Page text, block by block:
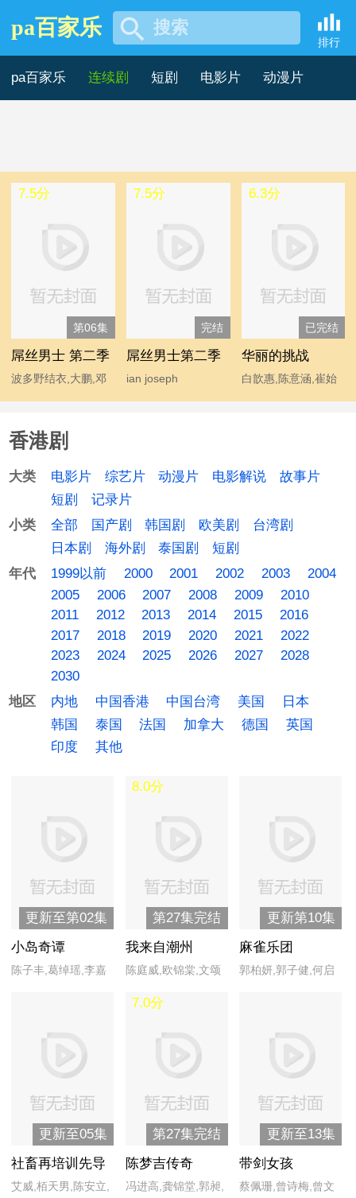
热播连续剧香港剧-pa百家乐
pa百家乐 搜索
排行
pa百家乐 连续剧 短剧 电影片 动漫片
第06集
7.5分
屌丝男士 第二季
波多野结衣,大鹏,邓
超,宫睿,韩寒,贾玲,姜
马丽,汤唯,王小利,王
学兵,王学圻,温兆伦,
德,于嘉,袁成杰
完结
7.5分
屌丝男士第二季
ian joseph
somerhalder,mc石
林志玲 chiling lin,柳
已完结
6.3分
华丽的挑战
白歆惠,陈意涵,崔始
源,金勤,李东海,许玮
香港剧
大类 电影片 综艺片 动漫片 电影解说
故事片
短剧
记录片
小类
全部 国产剧 韩国剧 欧美剧
台湾剧
日本剧
海外剧 泰国剧
短剧
年代
1999以前 2000 2001 2002 2003
2004
2005
2006 2007 2008 2009
2010
2011
2012 2013 2014 2015
2016
2017
2018 2019 2020 2021
2022
2023
2024 2025 2026 2027
2028
2030
地区
内地 中国香港 中国台湾 美国
日本
韩国
泰国 法国 加拿大 德国
英国
印度
其他
更新至第02集
小岛奇谭
陈子丰,葛绰瑶,李嘉
钟卓颖
第27集完结
8.0分
我来自潮州
陈庭威,欧锦棠,文颂
更新第10集
麻雀乐团
郭柏妍,郭子健,何启
荺苓,廖家爵,潘芳芳,
谭俊彦,韦家雄,吴兆
麟,冼灏英,谢东闵,张
汉斌,庄易羚
更新至05集
社畜再培训先导
计划
艾威,栢天男,陈安立,
第27集完结
7.0分
陈梦吉传奇
冯进高,龚锦堂,郭昶,
更新至13集
带剑女孩
蔡佩珊,曾诗梅,曾文